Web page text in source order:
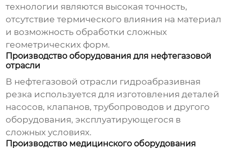
технологии являются высокая точность,
отсутствие термического влияния на материал
и возможность обработки сложных
геометрических форм.
Производство оборудования для нефтегазовой
отрасли
В нефтегазовой отрасли гидроабразивная
резка используется для изготовления деталей
насосов, клапанов, трубопроводов и другого
оборудования, эксплуатирующегося в
сложных условиях.
Производство медицинского оборудования